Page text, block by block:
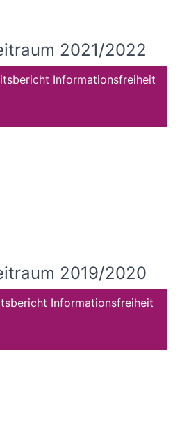
2021/2022
Informationsfreiheit
2019/2020
Informationsfreiheit